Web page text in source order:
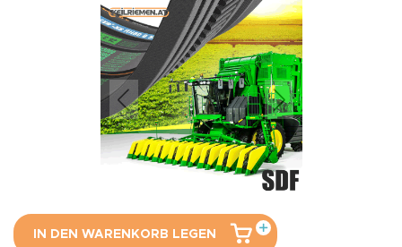
IN DEN WARENKORB LEGEN